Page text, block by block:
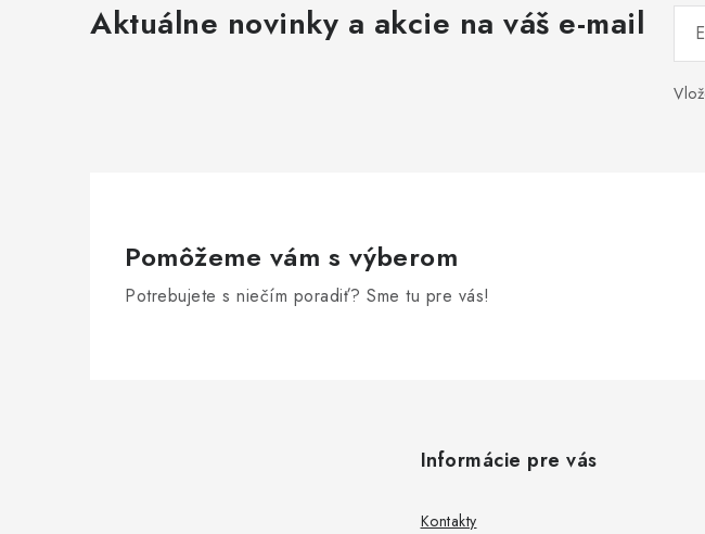
Aktuálne novinky a akcie na váš e-mail
Pomôžeme vám s výberom
Potrebujete s niečím poradiť? Sme tu pre vás!
Informácie pre vás
Kontakty